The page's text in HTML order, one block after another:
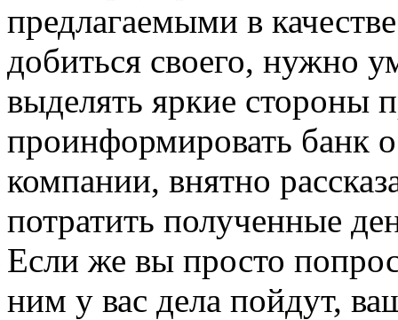
предлагаемыми в
добиться своего, нужно
выделять яркие стороны
проинформировать банк
компании, внятно
потратить полученные
Если же вы просто
ним у вас дела пойдут,